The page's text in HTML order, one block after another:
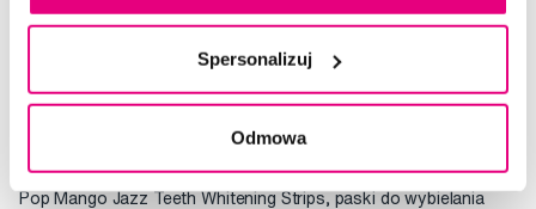
Spersonalizuj
Odmowa
Pop Mango Jazz Teeth Whitening Strips, paski do wybielania